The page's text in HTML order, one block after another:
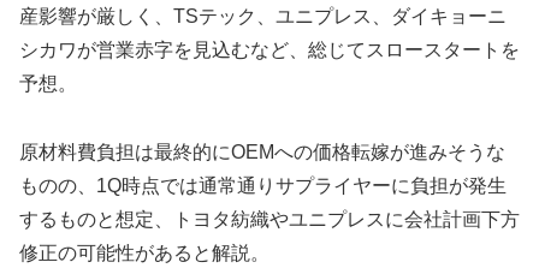
産影響が厳しく、TSテック、ユニプレス、ダイキョーニ
シカワが営業赤字を見込むなど、総じてスロースタートを
予想。
原材料費負担は最終的にOEMへの価格転嫁が進みそうな
ものの、1Q時点では通常通りサプライヤーに負担が発生
するものと想定、トヨタ紡織やユニプレスに会社計画下方
修正の可能性があると解説。